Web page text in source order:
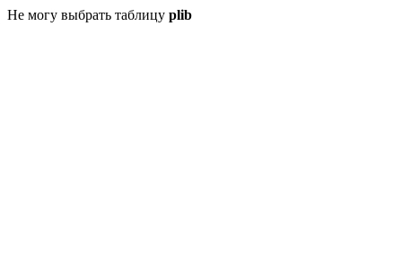
Не могу выбрать таблицу plib